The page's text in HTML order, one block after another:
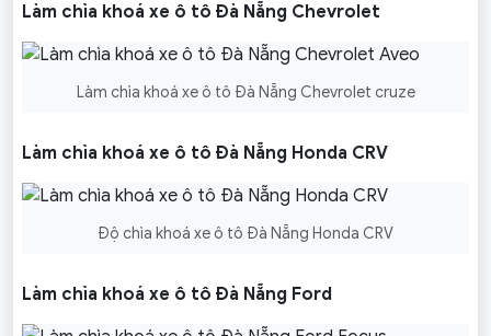
Làm chìa khoá xe ô tô Đà Nẵng Chevrolet
Làm chìa khoá xe ô tô Đà Nẵng Chevrolet cruze
Làm chìa khoá xe ô tô Đà Nẵng Honda CRV
Độ chìa khoá xe ô tô Đà Nẵng Honda CRV
Làm chìa khoá xe ô tô Đà Nẵng Ford